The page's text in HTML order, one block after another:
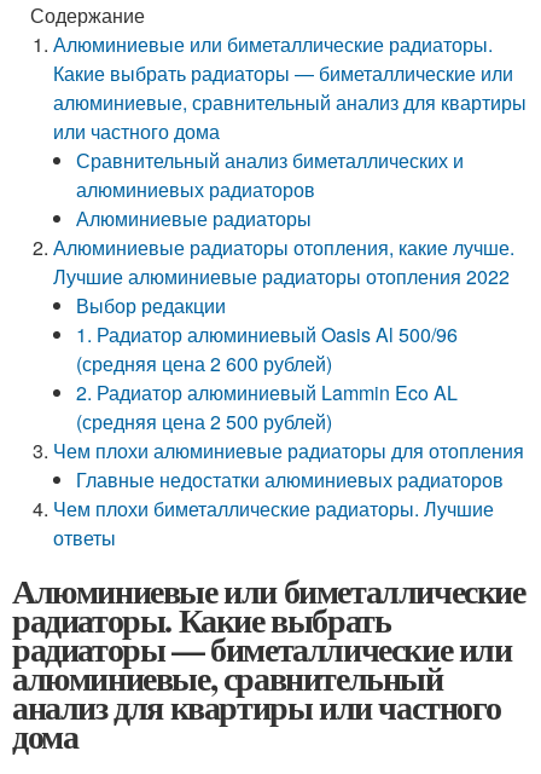
Содержание
Алюминиевые или биметаллические радиаторы.
Какие выбрать радиаторы — биметаллические или
алюминиевые, сравнительный анализ для квартиры
или частного дома
Сравнительный анализ биметаллических и
алюминиевых радиаторов
Алюминиевые радиаторы
Алюминиевые радиаторы отопления, какие лучше.
Лучшие алюминиевые радиаторы отопления 2022
Выбор редакции
1. Радиатор алюминиевый Oasis Al 500/96
(средняя цена 2 600 рублей)
2. Радиатор алюминиевый Lammin Eco AL
(средняя цена 2 500 рублей)
Чем плохи алюминиевые радиаторы для отопления
Главные недостатки алюминиевых радиаторов
Чем плохи биметаллические радиаторы. Лучшие
ответы
Алюминиевые или биметаллические
радиаторы. Какие выбрать
радиаторы — биметаллические или
алюминиевые, сравнительный
анализ для квартиры или частного
дома